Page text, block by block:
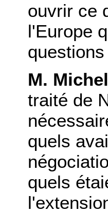
ouvrir ce
l'Europe
M.
traité de
quels
quels